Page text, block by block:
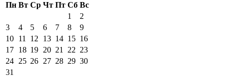
Пн Вт Ср Чт Пт Сб Вс
1
2
3
4 5 6 7 8
9
10 11 12 13 14 15 16
17 18 19 20 21 22 23
24 25 26 27 28 29 30
31